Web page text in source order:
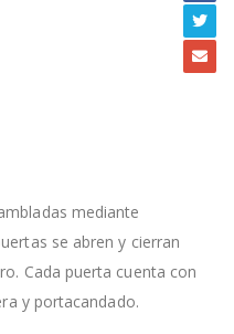
mediante
se abren y cierran
Cada puerta cuenta con
y portacandado.